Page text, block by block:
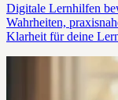
Digitale Lernhilfen
Wahrheiten,
Klarheit für deine